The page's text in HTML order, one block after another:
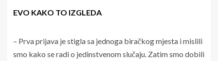
EVO KAKO TO IZGLEDA
– Prva prijava je stigla sa jednoga biračkog mjesta i mislili
smo kako se radi o jedinstvenom slučaju. Zatim smo dobili